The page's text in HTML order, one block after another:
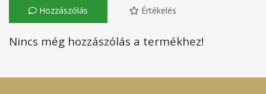
Hozzászólás Értékelés
Nincs még hozzászólás a termékhez!